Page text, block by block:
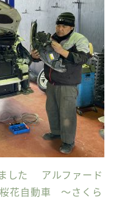
ました アルファード
自動車 〜さくら